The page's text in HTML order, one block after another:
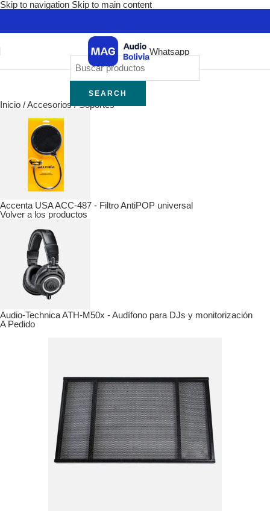
Skip to navigation Skip to main content
Whatsapp
SEARCH
Inicio /Accesorios/ Soportes
Accenta USA ACC-487 - Filtro AntiPOP universal
Volver a los productos
Audio-Technica ATH-M50x - Audífono para DJs y monitorización
A Pedido